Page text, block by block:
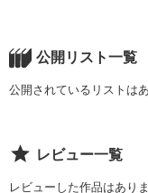
公開リスト一覧
公開されているリストは
レビュー一覧
レビューした作品はありま